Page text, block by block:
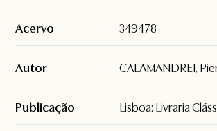
Acervo 349478
Autor CALAMANDREI,
Publicação Lisboa: Livraria